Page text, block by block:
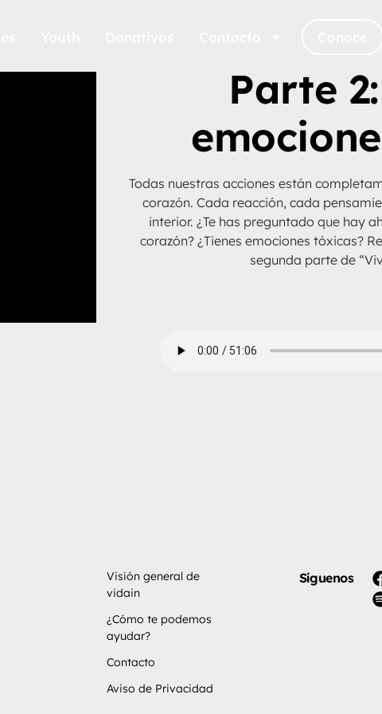
Parte
Todas nuestras acciones están
corazón. Cada reacción, cada
interior. ¿Te has preguntado que hay
corazón? ¿Tienes emociones tóxicas?
segunda parte de
Visión general de
vidain
¿Cómo te podemos
ayudar?
Contacto
Aviso de Privacidad
Síguenos